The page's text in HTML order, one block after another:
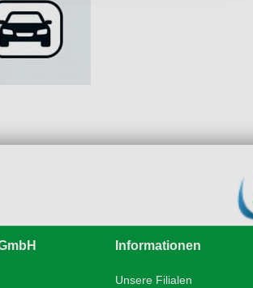
Informationen
Unsere Filialen